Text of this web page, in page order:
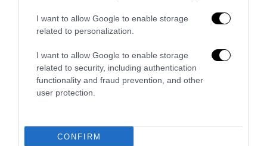
I want to allow Google to enable storage
related to personalization.
I want to allow Google to enable storage
related to security, including authentication
functionality and fraud prevention, and other
user protection.
CONFIRM
L’Anpi divora se stessa: la fabbrica delle scomuniche
esplode su Israele